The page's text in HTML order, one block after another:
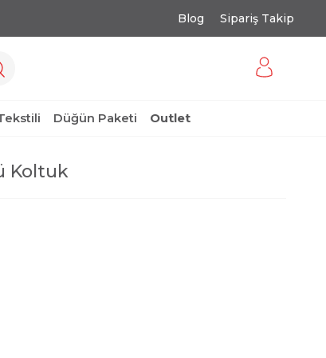
Blog Sipariş Takip
Düğün Paketi Outlet
Koltuk